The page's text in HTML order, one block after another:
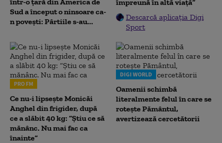
Sud a început o ninsoare ca-
n povești: Pârtiile s-au...
împreună în altă viață”
Descarcă aplicația Digi
Sport
PRO FM
Ce nu-i lipsește Monicăi
Anghel din frigider, după
ce a slăbit 40 kg: “Știu ce să
mănânc. Nu mai fac ca
înainte”
DIGI WORLD
Oamenii schimbă
literalmente felul în care se
rotește Pământul,
avertizează cercetătorii